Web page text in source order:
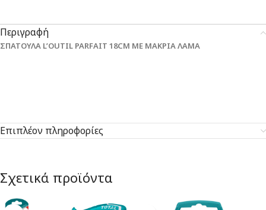
Περιγραφή
ΣΠΑΤΟΥΛΑ L’OUTIL PARFAIT 18CM ΜΕ ΜΑΚΡΙΑ ΛΑΜΑ
Επιπλέον πληροφορίες
Σχετικά προϊόντα